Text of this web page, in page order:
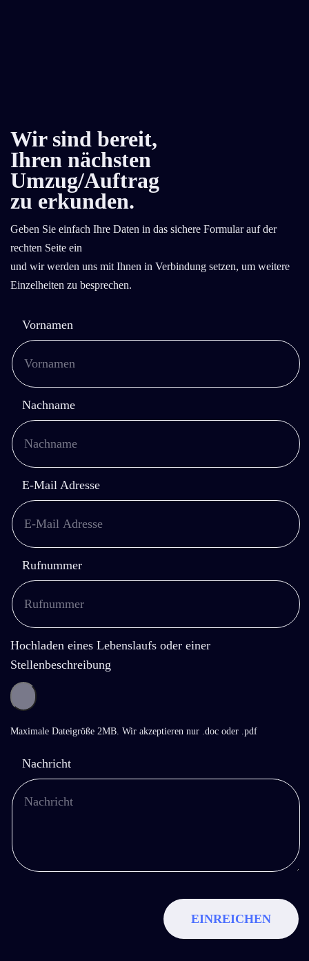
Wir sind bereit,
Ihren nächsten
Umzug/Auftrag
zu erkunden.
Geben Sie einfach Ihre Daten in das sichere Formular auf der
rechten Seite ein
und wir werden uns mit Ihnen in Verbindung setzen, um weitere
Einzelheiten zu besprechen.
Vornamen
Nachname
E-Mail Adresse
Rufnummer
Hochladen eines Lebenslaufs oder einer
Stellenbeschreibung
Maximale Dateigröße 2MB. Wir akzeptieren nur .doc oder .pdf
Nachricht